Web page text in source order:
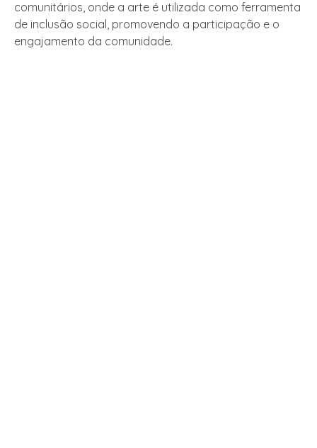
comunitários, onde a arte é utilizada como ferramenta
de inclusão social, promovendo a participação e o
engajamento da comunidade.